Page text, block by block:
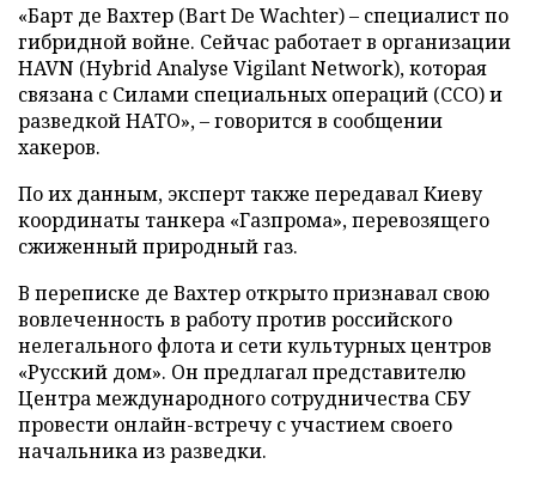
«Барт де Вахтер (Bart De Wachter) – специалист по
гибридной войне. Сейчас работает в организации
HAVN (Hybrid Analyse Vigilant Network), которая
связана с Силами специальных операций (ССО) и
разведкой НАТО», – говорится в сообщении
хакеров.
По их данным, эксперт также передавал Киеву
координаты танкера «Газпрома», перевозящего
сжиженный природный газ.
В переписке де Вахтер открыто признавал свою
вовлеченность в работу против российского
нелегального флота и сети культурных центров
«Русский дом». Он предлагал представителю
Центра международного сотрудничества СБУ
провести онлайн-встречу с участием своего
начальника из разведки.